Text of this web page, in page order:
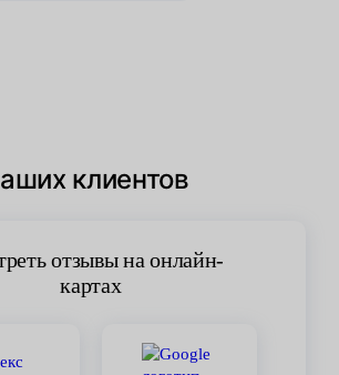
клиентов
отзывы на онлайн-
картах